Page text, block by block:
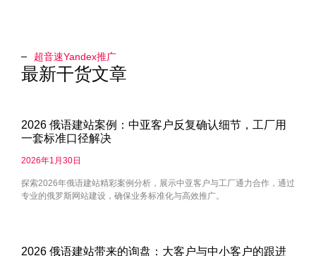
超音速Yandex推广​
最新干货文章
2026 俄语建站案例：中亚客户反复确认细节，工厂用
一套标准口径解决
2026年1月30日
探索2026年俄语建站精彩案例分析，展示中亚客户与工厂通力合作，通过
专业的俄罗斯网站建设，确保业务标准化与高效推广。
2026 俄语建站带来的询盘：大客户与中小客户的跟进